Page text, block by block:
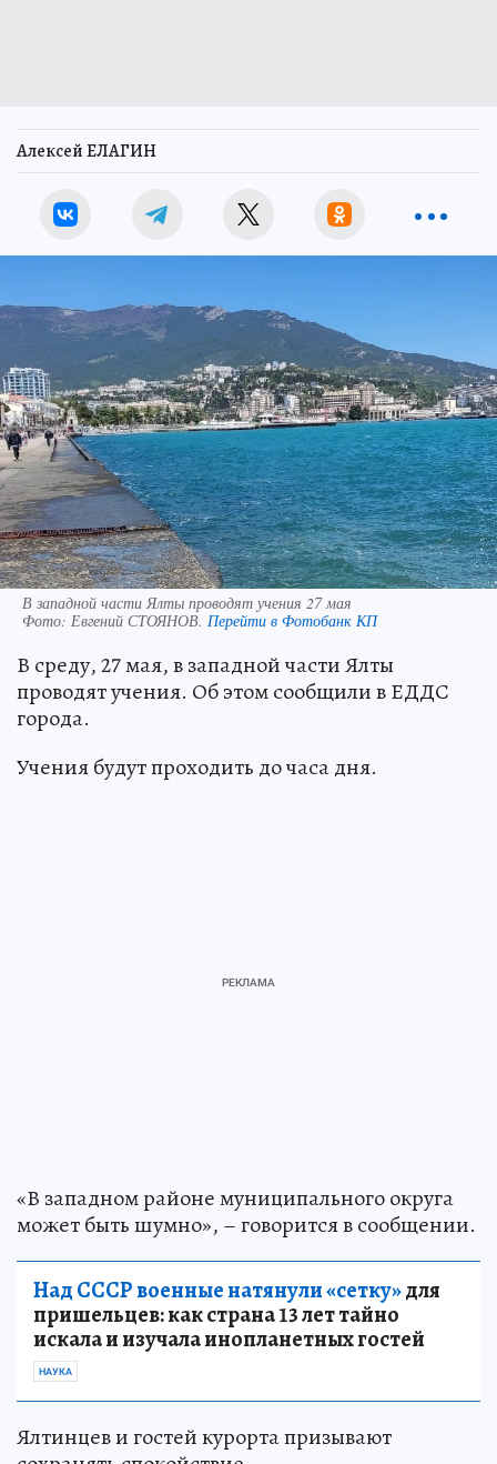
Алексей ЕЛАГИН
В западной части Ялты проводят учения 27 мая
Фото: Евгений СТОЯНОВ. Перейти в Фотобанк КП
В среду, 27 мая, в западной части Ялты
проводят учения. Об этом сообщили в ЕДДС
города.
Учения будут проходить до часа дня.
«В западном районе муниципального округа
может быть шумно», – говорится в сообщении.
Над СССР военные натянули «сетку»для
пришельцев: как страна 13 лет тайно
искала и изучала инопланетных гостей
НАУКА
Ялтинцев и гостей курорта призывают